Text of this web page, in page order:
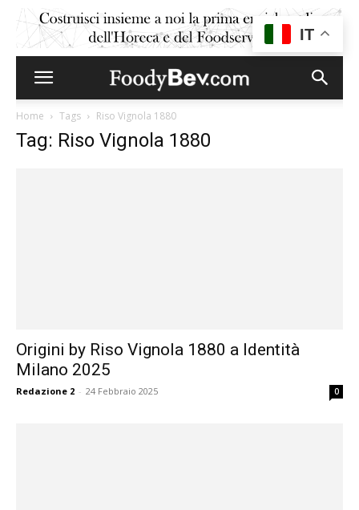
Home Tags Riso Vignola 1880
Tag: Riso Vignola 1880
Origini by Riso Vignola 1880 a Identità
Milano 2025
Redazione 2 - 24 Febbraio 2025 0
IT